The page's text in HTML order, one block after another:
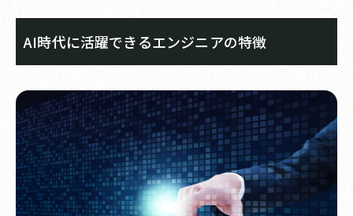
AI時代に活躍できるエンジニアの特徴